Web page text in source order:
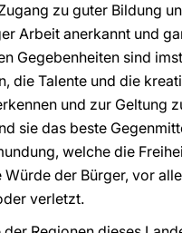
zu guter Bildung
Arbeit anerkannt und
Gegebenheiten sind
die Talente und die
und zur Geltung
sie das beste
welche die
der Bürger, vor
verletzt.